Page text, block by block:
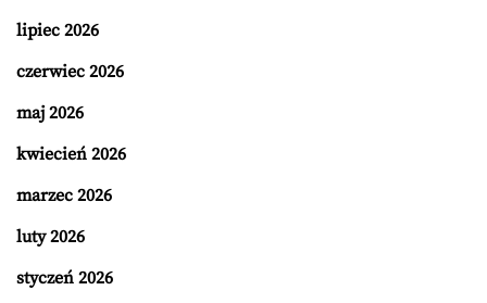
lipiec 2026
czerwiec 2026
maj 2026
kwiecień 2026
marzec 2026
luty 2026
styczeń 2026